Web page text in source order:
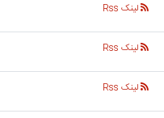
لینک Rss
لینک Rss
لینک Rss